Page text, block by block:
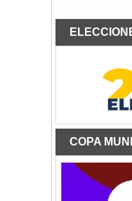
COPA